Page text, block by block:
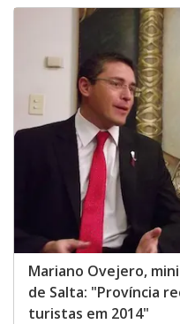
Mariano Ovejero,
de Salta: "Província
turistas em 2014"